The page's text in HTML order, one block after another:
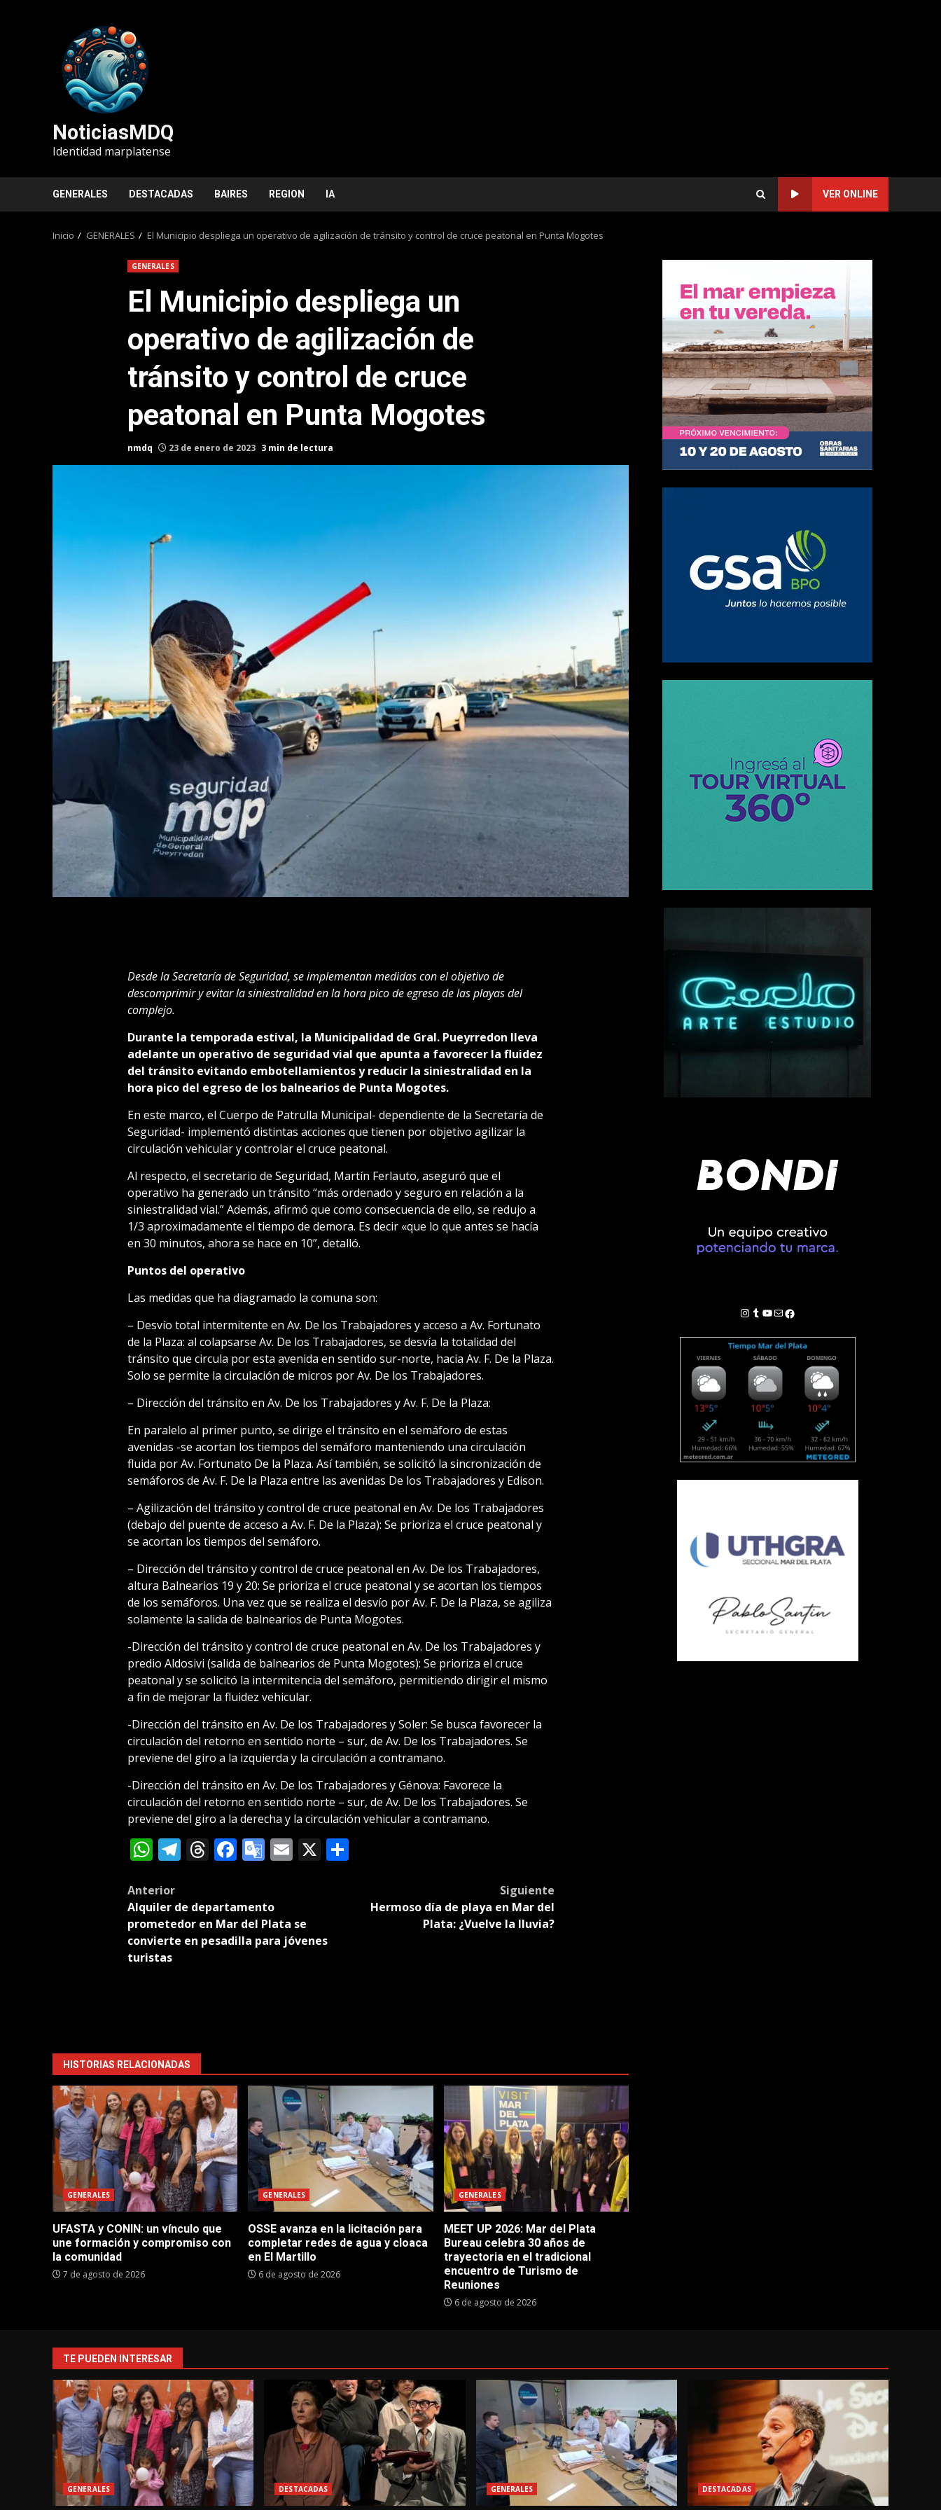
NoticiasMDQ
Identidad marplatense
GENERALES DESTACADAS BAIRES REGION IA VER ONLINE
Inicio GENERALES El Municipio despliega un operativo de agilización de tránsito y control de cruce peatonal en Punta Mogotes
GENERALES
El Municipio despliega un
operativo de agilización de
tránsito y control de cruce
peatonal en Punta Mogotes
nmdq 23 de enero de 2023 3 min de lectura
Desde la Secretaría de Seguridad, se implementan medidas con el objetivo de
descomprimir y evitar la siniestralidad en la hora pico de egreso de las playas del
complejo.
Durante la temporada estival, la Municipalidad de Gral. Pueyrredon lleva
adelante un operativo de seguridad vial que apunta a favorecer la fluidez
del tránsito evitando embotellamientos y reducir la siniestralidad en la
hora pico del egreso de los balnearios de Punta Mogotes.
En este marco, el Cuerpo de Patrulla Municipal- dependiente de la Secretaría de
Seguridad- implementó distintas acciones que tienen por objetivo agilizar la
circulación vehicular y controlar el cruce peatonal.
Al respecto, el secretario de Seguridad, Martín Ferlauto, aseguró que el
operativo ha generado un tránsito “más ordenado y seguro en relación a la
siniestralidad vial.” Además, afirmó que como consecuencia de ello, se redujo a
1/3 aproximadamente el tiempo de demora. Es decir «que lo que antes se hacía
en 30 minutos, ahora se hace en 10”, detalló.
Puntos del operativo
Las medidas que ha diagramado la comuna son:
– Desvío total intermitente en Av. De los Trabajadores y acceso a Av. Fortunato
de la Plaza: al colapsarse Av. De los Trabajadores, se desvía la totalidad del
tránsito que circula por esta avenida en sentido sur-norte, hacia Av. F. De la Plaza.
Solo se permite la circulación de micros por Av. De los Trabajadores.
– Dirección del tránsito en Av. De los Trabajadores y Av. F. De la Plaza:
En paralelo al primer punto, se dirige el tránsito en el semáforo de estas
avenidas -se acortan los tiempos del semáforo manteniendo una circulación
fluida por Av. Fortunato De la Plaza. Así también, se solicitó la sincronización de
semáforos de Av. F. De la Plaza entre las avenidas De los Trabajadores y Edison.
– Agilización del tránsito y control de cruce peatonal en Av. De los Trabajadores
(debajo del puente de acceso a Av. F. De la Plaza): Se prioriza el cruce peatonal y
se acortan los tiempos del semáforo.
– Dirección del tránsito y control de cruce peatonal en Av. De los Trabajadores,
altura Balnearios 19 y 20: Se prioriza el cruce peatonal y se acortan los tiempos
de los semáforos. Una vez que se realiza el desvío por Av. F. De la Plaza, se agiliza
solamente la salida de balnearios de Punta Mogotes.
-Dirección del tránsito y control de cruce peatonal en Av. De los Trabajadores y
predio Aldosivi (salida de balnearios de Punta Mogotes): Se prioriza el cruce
peatonal y se solicitó la intermitencia del semáforo, permitiendo dirigir el mismo
a fin de mejorar la fluidez vehicular.
-Dirección del tránsito en Av. De los Trabajadores y Soler: Se busca favorecer la
circulación del retorno en sentido norte – sur, de Av. De los Trabajadores. Se
previene del giro a la izquierda y la circulación a contramano.
-Dirección del tránsito en Av. De los Trabajadores y Génova: Favorece la
circulación del retorno en sentido norte – sur, de Av. De los Trabajadores. Se
previene del giro a la derecha y la circulación vehicular a contramano.
WhatsApp
Telegram
Threads
Facebook
Google
Email
X Compartir
Post
navigation
Anterior
Alquiler de departamento
prometedor en Mar del Plata se
convierte en pesadilla para jóvenes
turistas
Siguiente
Hermoso día de playa en Mar del
Plata: ¿Vuelve la lluvia?
HISTORIAS RELACIONADAS
GENERALES
UFASTA y CONIN: un vínculo que
une formación y compromiso con
la comunidad
7 de agosto de 2026
GENERALES
OSSE avanza en la licitación para
completar redes de agua y cloaca
en El Martillo
6 de agosto de 2026
GENERALES
MEET UP 2026: Mar del Plata
Bureau celebra 30 años de
trayectoria en el tradicional
encuentro de Turismo de
Reuniones
6 de agosto de 2026
Instagram
Tumblr
YouTube
Correo electrónico
Facebook
TE PUEDEN INTERESAR
GENERALES DESTACADAS GENERALES DESTACADAS